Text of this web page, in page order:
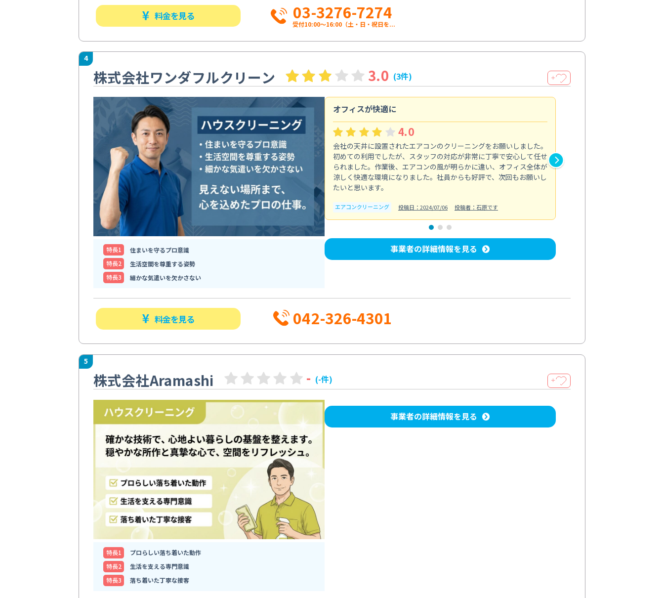
料金を見る 03-3276-7274
受付10:00〜16:00（土・日・祝日を...
4
株式会社ワンダフルクリーン 3.0 (3件) ＋
特⻑1
住まいを守るプロ意識
特⻑2
生活空間を尊重する姿勢
特⻑3
細かな気遣いを欠かさない
オフィスが快適に
4.0
会社の天井に設置されたエアコンのクリーニングをお願いしました。
初めての利用でしたが、スタッフの対応が非常に丁寧で安心して任せ
られました。作業後、エアコンの風が明らかに違い、オフィス全体が
涼しく快適な環境になりました。社員からも好評で、次回もお願いし
たいと思います。
エアコンクリーニング 投稿日：2024/07/06 投稿者：石原です
事業者の詳細情報を見る
料金を見る 042-326-4301
5
株式会社Aramashi - (-件) ＋
特⻑1
プロらしい落ち着いた動作
特⻑2
生活を支える専門意識
特⻑3
落ち着いた丁寧な接客
事業者の詳細情報を見る